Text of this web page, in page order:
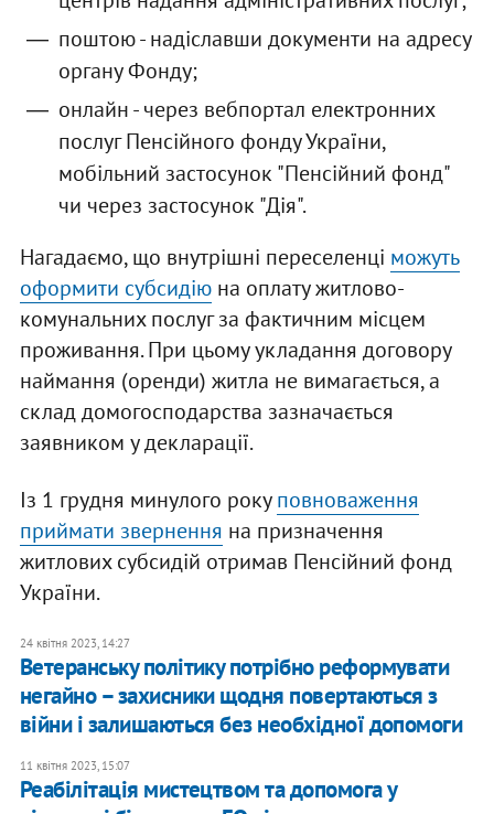
поштою - надіславши документи на адресу
органу Фонду;
онлайн - через вебпортал електронних
послуг Пенсійного фонду України,
мобільний застосунок "Пенсійний фонд"
чи через застосунок "Дія".
Нагадаємо, що внутрішні переселенці можуть
оформити субсидіюна оплату житлово-
комунальних послуг за фактичним місцем
проживання. При цьому укладання договору
наймання (оренди) житла не вимагається, а
склад домогосподарства зазначається
заявником у декларації.
Із 1 грудня минулого рокуповноваження
приймати звернення на призначення
житлових субсидій отримав Пенсійний фонд
України.
24 квітня 2023, 14:27
Ветеранську політику потрібно реформувати
негайно – захисники щодня повертаються з
війни і залишаються без необхідної допомоги
11 квітня 2023, 15:07
Реабілітація мистецтвом та допомога у